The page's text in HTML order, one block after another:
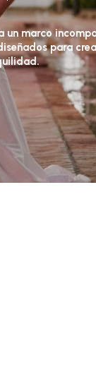
un marco
para